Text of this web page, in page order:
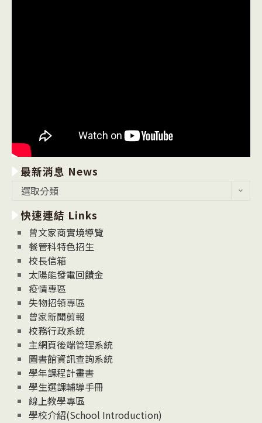
最新消息 News
消
息
News
選取分類
快速連結 Links
曾文家商實境導覽
餐管科特色招生
校長信箱
太陽能發電回饋金
疫情專區
失物招領專區
曾家新聞剪報
校務行政系統
主網頁後端管理系統
圖書館資訊查詢系統
學年課程計畫書
學生選課輔導手冊
線上教學專區
學校介紹(School Introduction)